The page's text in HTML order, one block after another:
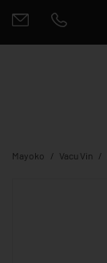
Mayoko Vacu Vin